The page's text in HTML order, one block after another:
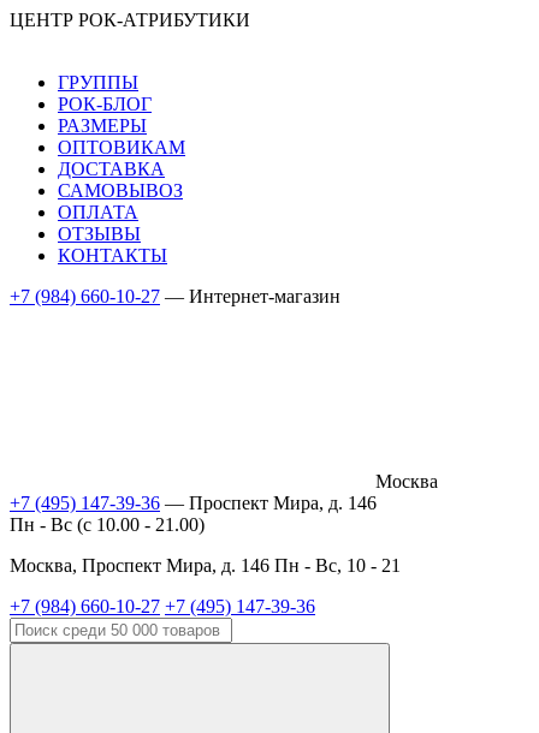
ЦЕНТР РОК-АТРИБУТИКИ
ГРУППЫ
РОК-БЛОГ
РАЗМЕРЫ
ОПТОВИКАМ
ДОСТАВКА
САМОВЫВОЗ
ОПЛАТА
ОТЗЫВЫ
КОНТАКТЫ
+7 (984) 660-10-27 — Интернет-магазин
Москва
+7 (495) 147-39-36 — Проспект Мира, д. 146
Пн - Вс (c 10.00 - 21.00)
Москва, Проспект Мира, д. 146 Пн - Вс, 10 - 21
+7 (984) 660-10-27 +7 (495) 147-39-36